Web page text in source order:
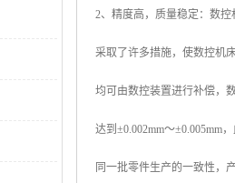
2、精度高，质量稳定：数
采取了许多措施，使数控机
均可由数控装置进行补偿，
达到±0.002mm～±0.005mm
同一批零件生产的一致性，